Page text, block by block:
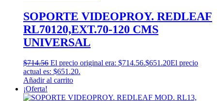
SOPORTE VIDEOPROY. REDLEAF
RL70120,EXT.70-120 CMS
UNIVERSAL
$714.56 El precio original era: $714.56.$651.20El precio
actual es: $651.20.
Añadir al carrito
¡Oferta!